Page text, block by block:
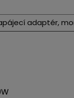
adaptér,